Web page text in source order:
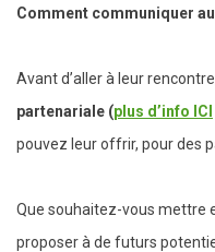
Comment communiquer
Avant d’aller à leur
partenariale (plus d’info ICI
pouvez leur offrir, pour des
Que souhaitez-vous mettre
proposer à de futurs